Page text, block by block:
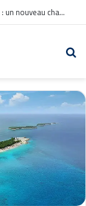
EXPLORA III fait escale au Port de Tanger Ville : un nouveau chapitre pour la croisière en Méditerranée